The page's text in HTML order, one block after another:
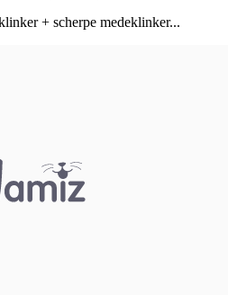
+ scherpe medeklinker...